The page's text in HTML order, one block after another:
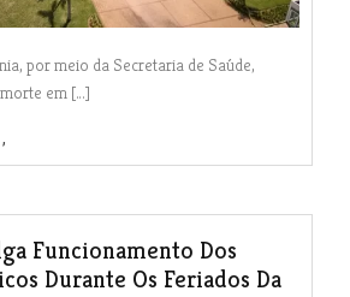
por meio da Secretaria de Saúde,
em […]
Funcionamento Dos
Durante Os Feriados Da